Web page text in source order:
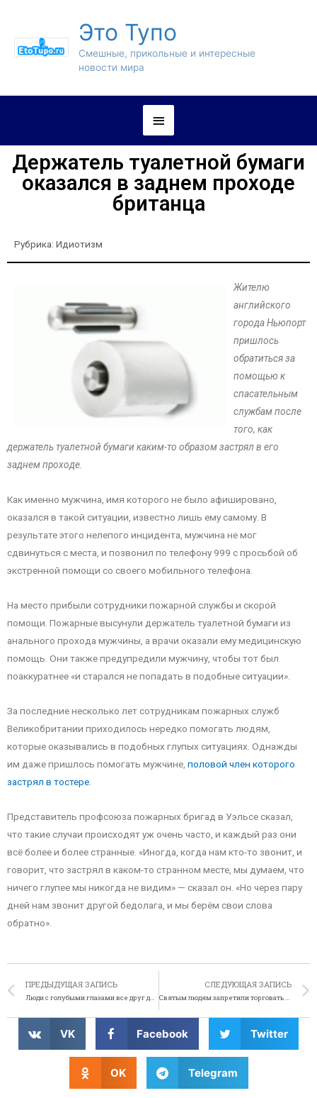
Это Тупо
Смешные, прикольные и интересные
новости мира
Держатель туалетной бумаги
оказался в заднем проходе
британца
Рубрика: Идиотизм
Жителю
английского
города Ньюпорт
пришлось
обратиться за
помощью к
спасательным
службам после
того, как
держатель туалетной бумаги каким-то образом застрял в его
заднем проходе.
Как именно мужчина, имя которого не было афишировано,
оказался в такой ситуации, известно лишь ему самому. В
результате этого нелепого инцидента, мужчина не мог
сдвинуться с места, и позвонил по телефону 999 с просьбой об
экстренной помощи со своего мобильного телефона.
На место прибыли сотрудники пожарной службы и скорой
помощи. Пожарные высунули держатель туалетной бумаги из
анального прохода мужчины, а врачи оказали ему медицинскую
помощь. Они также предупредили мужчину, чтобы тот был
поаккуратнее «и старался не попадать в подобные ситуации».
За последние несколько лет сотрудникам пожарных служб
Великобритании приходилось нередко помогать людям,
которые оказывались в подобных глупых ситуациях. Однажды
им даже пришлось помогать мужчине, половой член которого
застрял в тостере
Представитель профсоюза пожарных бригад в Уэльсе сказал,
что такие случаи происходят уж очень часто, и каждый раз они
всё более и более странные. «Иногда, когда нам кто-то звонит, и
говорит, что застрял в каком-то странном месте, мы думаем, что
ничего глупее мы никогда не видим» — сказал он. «Но через пару
дней нам звонит другой бедолага, и мы берём свои слова
обратно».
ПРЕДЫДУЩАЯ ЗАПИСЬ
Люди с голубыми глазами все друг другу родственники
СЛЕДУЮЩАЯ ЗАПИСЬ
Святым людям запретили торговать марихуаной
VK Facebook Twitter
OK Telegram